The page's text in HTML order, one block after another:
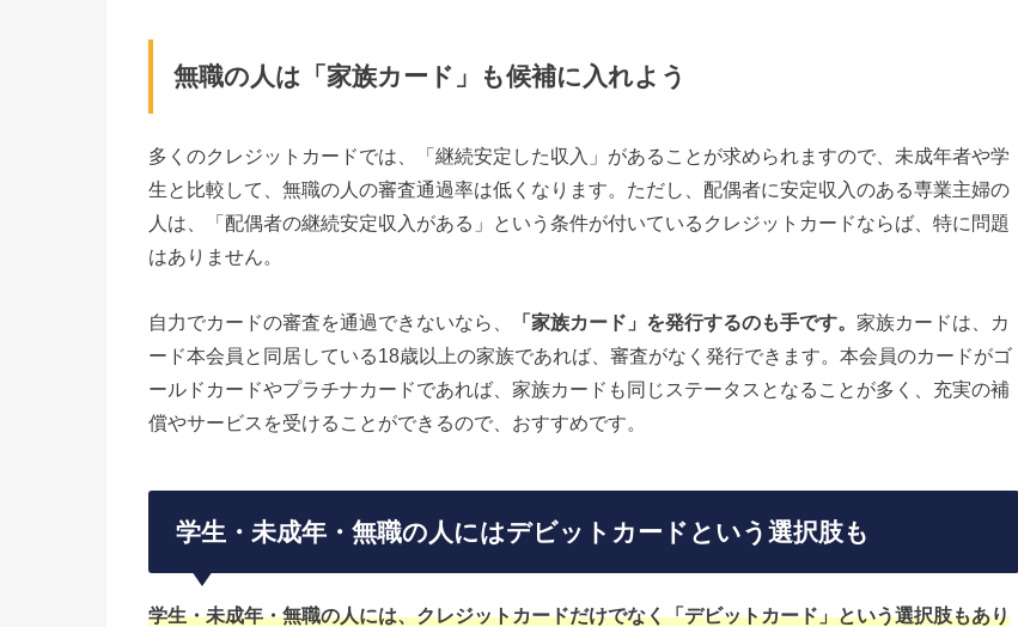
無職の人は「家族カード」も候補に入れよう
多くのクレジットカードでは、「継続安定した収入」があることが求められますので、未成年者や学
生と比較して、無職の人の審査通過率は低くなります。ただし、配偶者に安定収入のある専業主婦の
人は、「配偶者の継続安定収入がある」という条件が付いているクレジットカードならば、特に問題
はありません。
自力でカードの審査を通過できないなら、 「家族カード」を発行するのも手です。 家族カードは、カ
ード本会員と同居している18歳以上の家族であれば、審査がなく発行できます。本会員のカードがゴ
ールドカードやプラチナカードであれば、家族カードも同じステータスとなることが多く、充実の補
償やサービスを受けることができるので、おすすめです。
学生・未成年・無職の人にはデビットカードという選択肢も
学生・未成年・無職の人には、クレジットカードだけでなく「デビットカード」という選択肢もあり